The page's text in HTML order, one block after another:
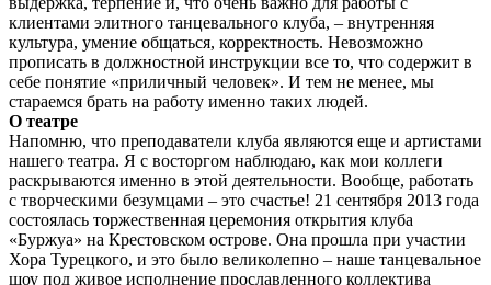
клиентами элитного танцевального клуба, – внутренняя
культура, умение общаться, корректность. Невозможно
прописать в должностной инструкции все то, что содержит в
себе понятие «приличный человек». И тем не менее, мы
стараемся брать на работу именно таких людей.
О театре
Напомню, что преподаватели клуба являются еще и артистами
нашего театра. Я с восторгом наблюдаю, как мои коллеги
раскрываются именно в этой деятельности. Вообще, работать
с творческими безумцами – это счастье! 21 сентября 2013 года
состоялась торжественная церемония открытия клуба
«Буржуа» на Крестовском острове. Она прошла при участии
Хора Турецкого, и это было великолепно – наше танцевальное
шоу под живое исполнение прославленного коллектива